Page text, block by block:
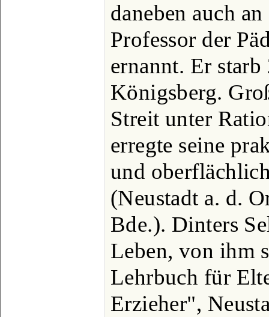
daneben auch
Professor der
ernannt. Er
Königsberg.
Streit unter
erregte seine
und
(Neustadt a. d.
Bde.). Dinters
Leben, von ihm
Lehrbuch für
Erzieher",